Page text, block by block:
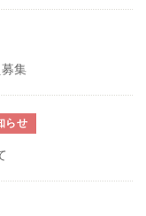
集
らせ